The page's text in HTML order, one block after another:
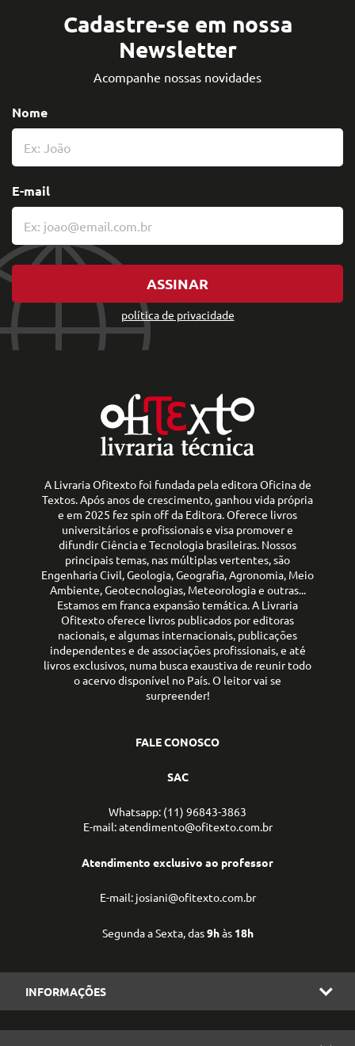
Cadastre-se em nossa
Newsletter
Acompanhe nossas novidades
política de privacidade
Nome
E-mail
ASSINAR
A Livraria Ofitexto foi fundada pela editora Oficina de
Textos. Após anos de crescimento, ganhou vida própria
e em 2025 fez spin off da Editora. Oferece livros
universitários e profissionais e visa promover e
difundir Ciência e Tecnologia brasileiras. Nossos
principais temas, nas múltiplas vertentes, são
Engenharia Civil, Geologia, Geografia, Agronomia, Meio
Ambiente, Geotecnologias, Meteorologia e outras...
Estamos em franca expansão temática. A Livraria
Ofitexto oferece livros publicados por editoras
nacionais, e algumas internacionais, publicações
independentes e de associações profissionais, e até
livros exclusivos, numa busca exaustiva de reunir todo
o acervo disponível no País. O leitor vai se
surpreender!
FALE CONOSCO
SAC
Whatsapp: (11) 96843-3863
E-mail: atendimento@ofitexto.com.br
Atendimento exclusivo ao professor
E-mail: josiani@ofitexto.com.br
Segunda a Sexta, das9hàs 18h
INFORMAÇÕES